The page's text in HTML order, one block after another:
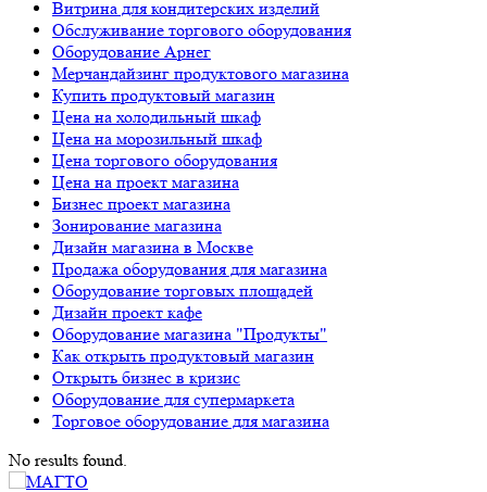
Витрина для кондитерских изделий
Обслуживание торгового оборудования
Оборудование Арнег
Мерчандайзинг продуктового магазина
Купить продуктовый магазин
Цена на холодильный шкаф
Цена на морозильный шкаф
Цена торгового оборудования
Цена на проект магазина
Бизнес проект магазина
Зонирование магазина
Дизайн магазина в Москве
Продажа оборудования для магазина
Оборудование торговых площадей
Дизайн проект кафе
Оборудование магазина "Продукты"
Как открыть продуктовый магазин
Открыть бизнес в кризис
Оборудование для супермаркета
Торговое оборудование для магазина
No results found.